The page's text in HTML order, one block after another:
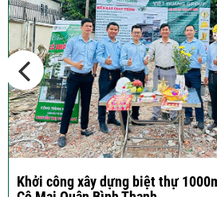
Các thiết kế
đơn giản,...
Khởi công xây dựng biệt thự